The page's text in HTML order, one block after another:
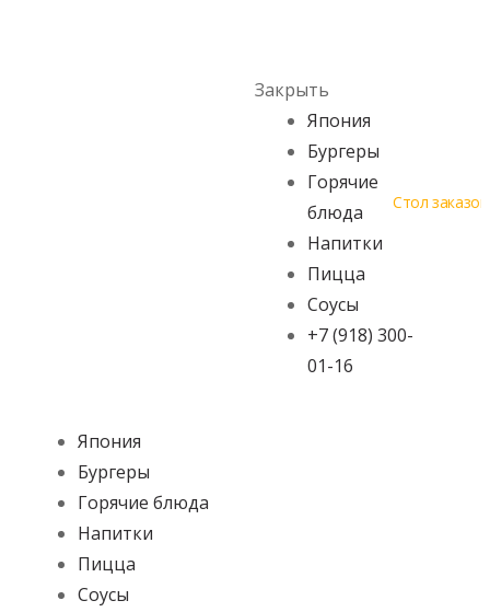
Закрыть
Япония
Бургеры
Горячие
блюда
Напитки
Пицца
Соусы
+7 (918) 300-
01-16
Стол заказов
Япония
Бургеры
Горячие блюда
Напитки
Пицца
Соусы